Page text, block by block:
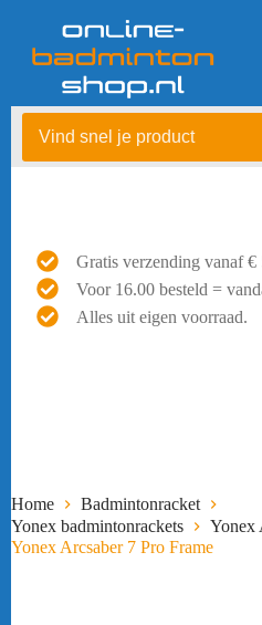
Gratis verzending vanaf €
Voor 16.00 besteld =
Alles uit eigen voorraad.
Home
Badmintonracket
Yonex badmintonrackets
Yonex
Yonex Arcsaber 7 Pro Frame